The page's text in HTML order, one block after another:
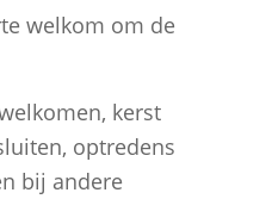
welkom om de
kerst
optredens
bij andere